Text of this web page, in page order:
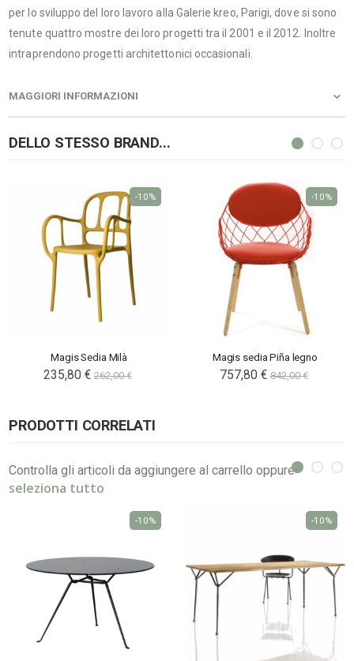
per lo sviluppo del loro lavoro alla Galerie kreo, Parigi, dove si sono
tenute quattro mostre dei loro progetti tra il 2001 e il 2012. Inoltre
intraprendono progetti architettonici occasionali.
MAGGIORI INFORMAZIONI
DELLO STESSO BRAND...
Magis Sedia Milà
235,80 € 262,00 €
-10%
Magis sedia Piña legno
757,80 € 842,00 €
-10%
PRODOTTI CORRELATI
Controlla gli articoli da aggiungere al carrello oppure
seleziona tutto
-10% -10%